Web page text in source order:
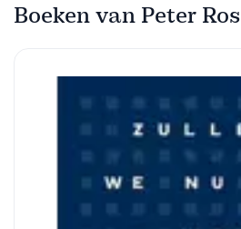
Boeken van Peter Ros